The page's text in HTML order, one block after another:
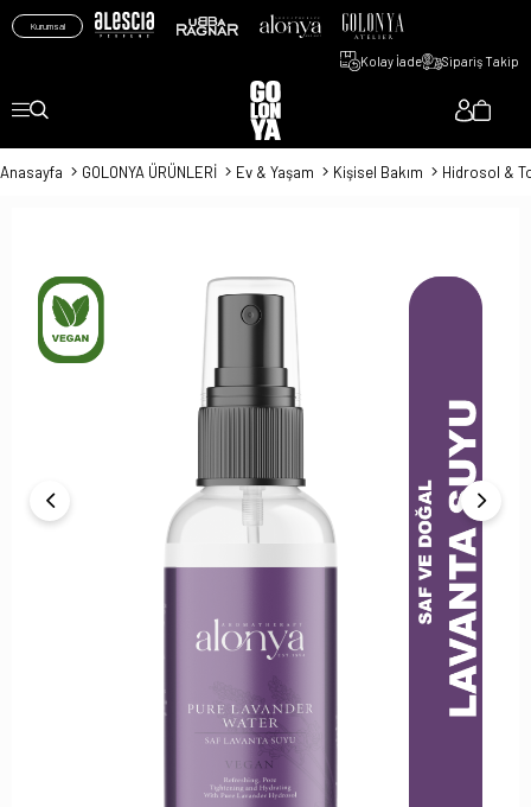
Kurumsal
Kolay İade Sipariş Takip
Anasayfa GOLONYA ÜRÜNLERİ Ev & Yaşam Kişisel Bakım Hidrosol &